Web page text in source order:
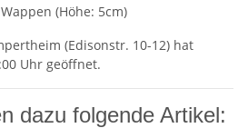
(Höhe: 5cm)
(Edisonstr. 10-12) hat
Uhr geöffnet.
dazu folgende Artikel: